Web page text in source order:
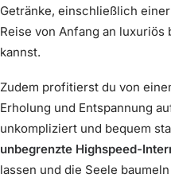
Getränke, einschließlich
Reise von Anfang an
kannst.
Zudem profitierst du von
Erholung und Entspannung
unkompliziert und bequem
unbegrenzte Highspeed-
lassen und die Seele